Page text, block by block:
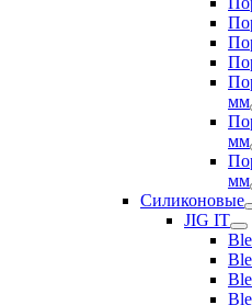
мм
мм
мм
Силиконовые
JIG IT